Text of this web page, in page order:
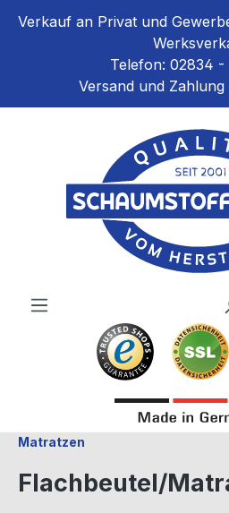
springen
Verkauf an Privat und
Telefon: 02834 -
Versand und Zahlung
Matratzen
Flachbeutel/